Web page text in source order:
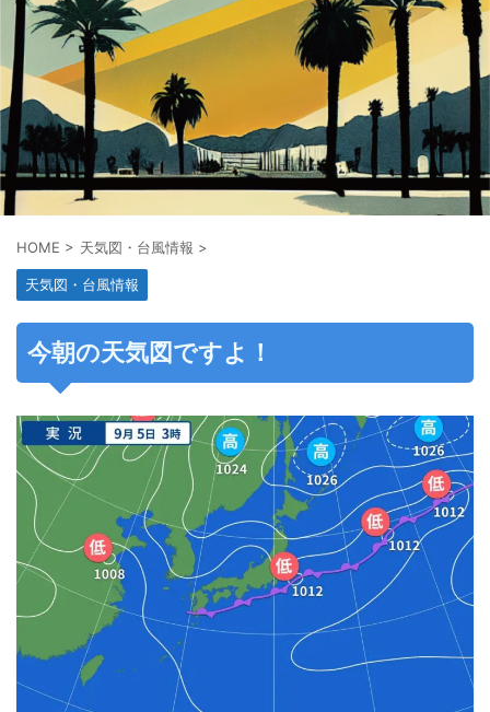
HOME > 天気図・台風情報 >
天気図・台風情報
今朝の天気図ですよ！